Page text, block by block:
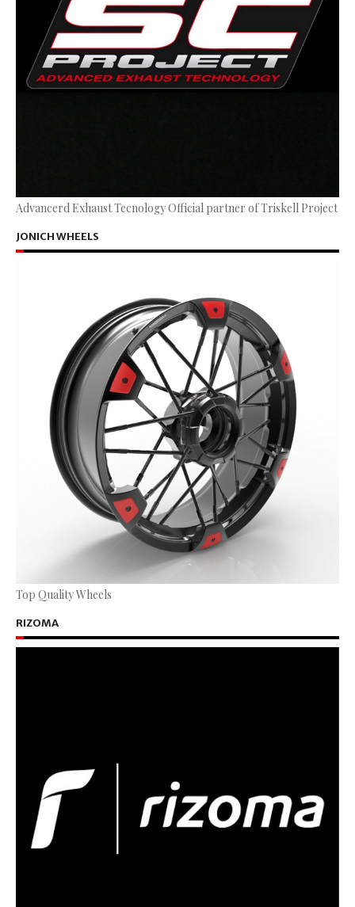
Advancerd Exhaust Tecnology Official partner of Triskell Project
JONICH WHEELS
Top Quality Wheels
RIZOMA